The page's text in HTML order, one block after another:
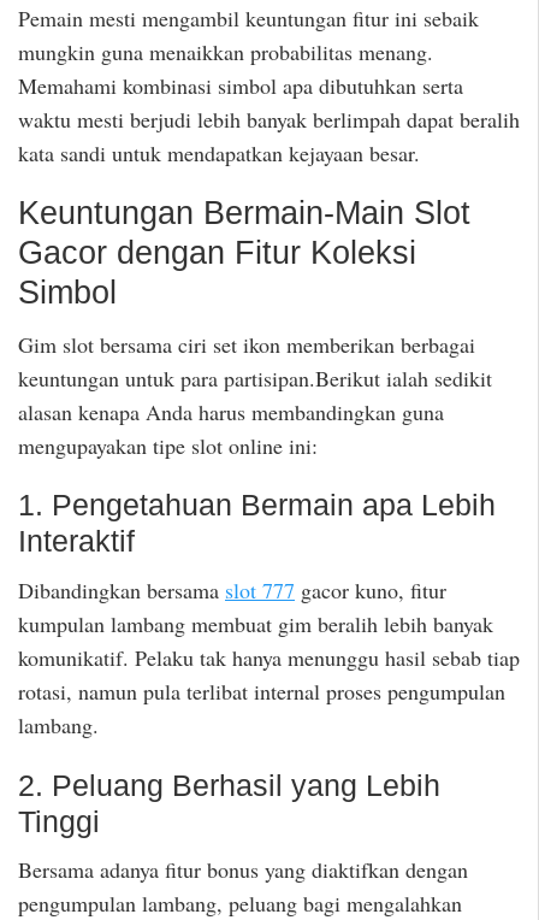
Pemain mesti mengambil keuntungan fitur ini sebaik
mungkin guna menaikkan probabilitas menang.
Memahami kombinasi simbol apa dibutuhkan serta
waktu mesti berjudi lebih banyak berlimpah dapat beralih
kata sandi untuk mendapatkan kejayaan besar.
Keuntungan Bermain-Main Slot
Gacor dengan Fitur Koleksi
Simbol
Gim slot bersama ciri set ikon memberikan berbagai
keuntungan untuk para partisipan.Berikut ialah sedikit
alasan kenapa Anda harus membandingkan guna
mengupayakan tipe slot online ini:
1. Pengetahuan Bermain apa Lebih
Interaktif
Dibandingkan bersama slot 777 gacor kuno, fitur
kumpulan lambang membuat gim beralih lebih banyak
komunikatif. Pelaku tak hanya menunggu hasil sebab tiap
rotasi, namun pula terlibat internal proses pengumpulan
lambang.
2. Peluang Berhasil yang Lebih
Tinggi
Bersama adanya fitur bonus yang diaktifkan dengan
pengumpulan lambang, peluang bagi mengalahkan